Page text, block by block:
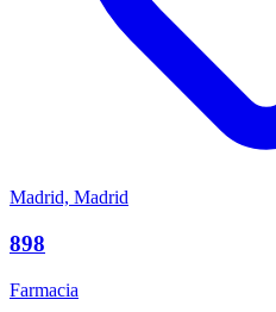
Madrid, Madrid
898
Farmacia